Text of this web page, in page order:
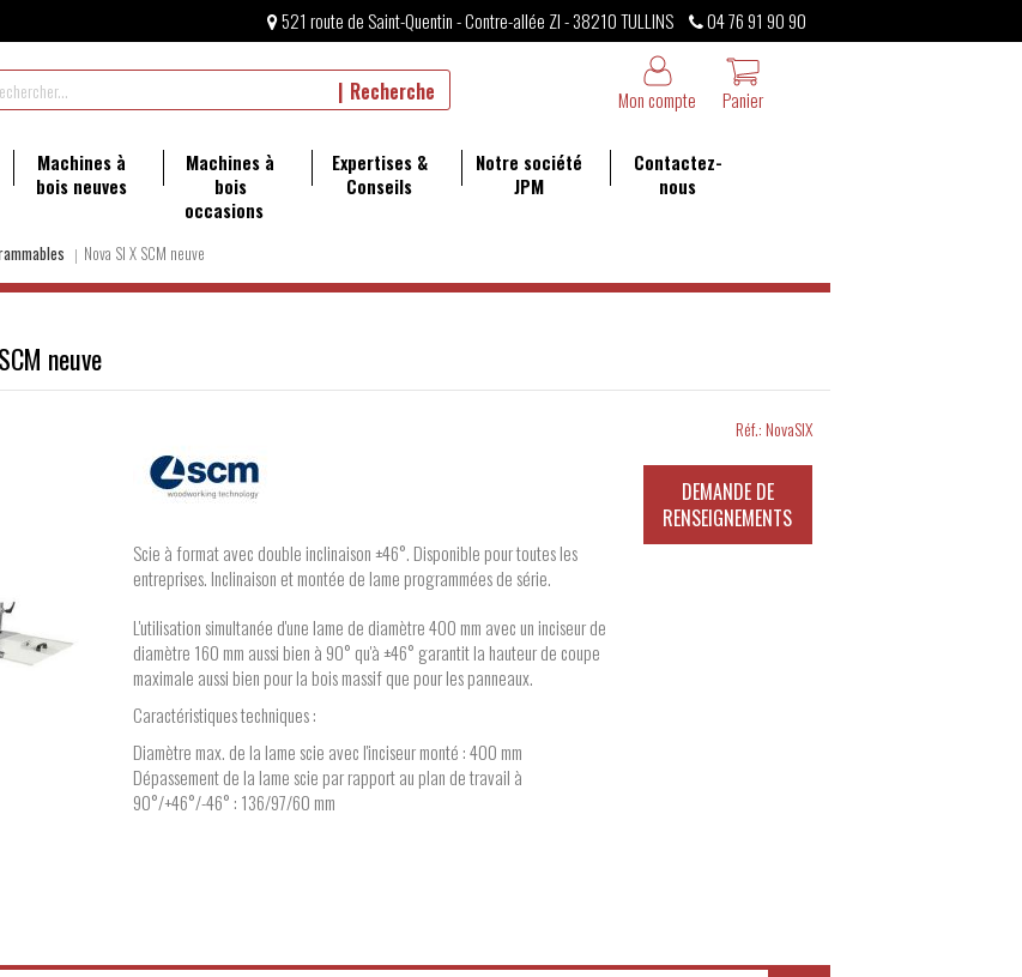
521 route de Saint-Quentin - Contre-allée ZI - 38210 TULLINS
04 76 91 90 90
Recherche Panier
Mon compte
Machines à
bois neuves
Machines à
bois
occasions
Expertises &
Conseils
Notre société
JPM
Contactez-
nous
Nova SI X SCM neuve
neuve
Scie à format avec double inclinaison ±46°. Disponible pour toutes les
entreprises. Inclinaison et montée de lame programmées de série.
L'utilisation simultanée d'une lame de diamètre 400 mm avec un inciseur de
diamètre 160 mm aussi bien à 90° qu'à ±46° garantit la hauteur de coupe
maximale aussi bien pour la bois massif que pour les panneaux.
Caractéristiques techniques :
Diamètre max. de la lame scie avec l'inciseur monté : 400 mm
Dépassement de la lame scie par rapport au plan de travail à
90°/+46°/-46° : 136/97/60 mm
Réf.: NovaSIX
DEMANDE DE
RENSEIGNEMENTS